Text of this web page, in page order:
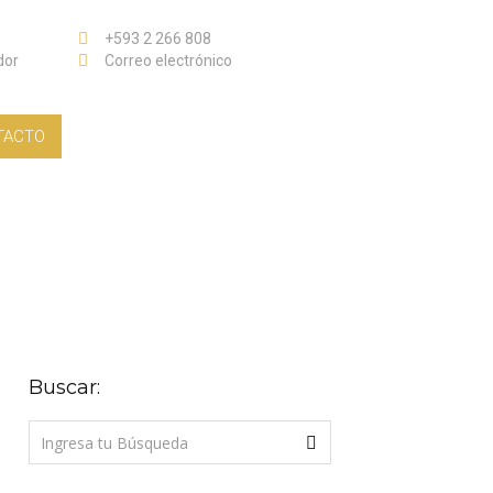
+593 2 266 808
Correo electrónico
Buscar: